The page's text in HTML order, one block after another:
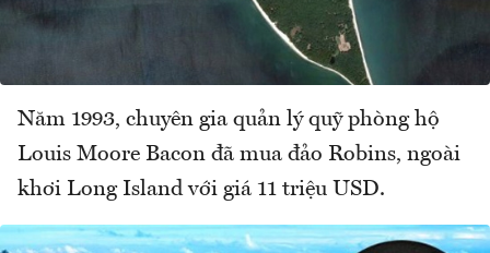
Năm 1993, chuyên gia quản lý quỹ phòng hộ
Louis Moore Bacon đã mua đảo Robins, ngoài
khơi Long Island với giá 11 triệu USD.